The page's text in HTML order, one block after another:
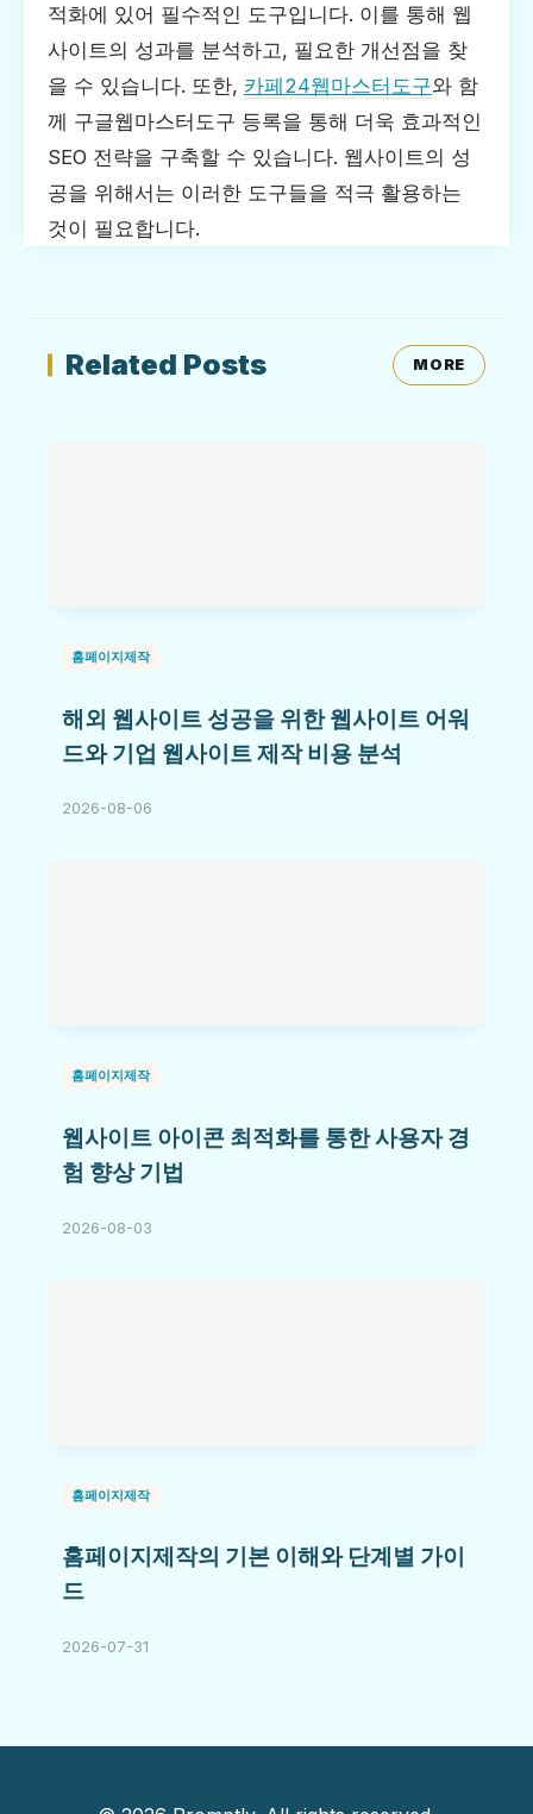
적화에 있어 필수적인 도구입니다. 이를 통해 웹
사이트의 성과를 분석하고, 필요한 개선점을 찾
을 수 있습니다. 또한, 카페24웹마스터도구와 함
께 구글웹마스터도구 등록을 통해 더욱 효과적인
SEO 전략을 구축할 수 있습니다. 웹사이트의 성
공을 위해서는 이러한 도구들을 적극 활용하는
것이 필요합니다.
Related Posts MORE
홈페이지제작
해외 웹사이트 성공을 위한 웹사이트 어워
드와 기업 웹사이트 제작 비용 분석
2026-08-06
홈페이지제작
웹사이트 아이콘 최적화를 통한 사용자 경
험 향상 기법
2026-08-03
홈페이지제작
홈페이지제작의 기본 이해와 단계별 가이
드
2026-07-31